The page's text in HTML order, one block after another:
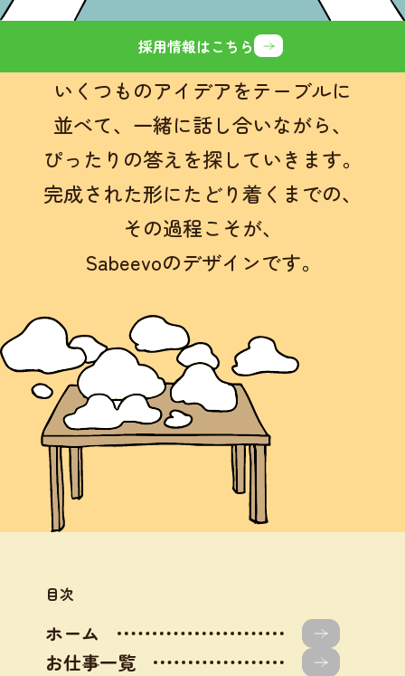
採用情報はこちら
いくつものアイデアをテーブルに
並べて、 一緒に話し合いながら、
ぴったりの答えを探していきます。
完成された形にたどり着くまでの、
その過程こそが、
Sabeevoのデザインです。
目次
ホーム
お仕事一覧